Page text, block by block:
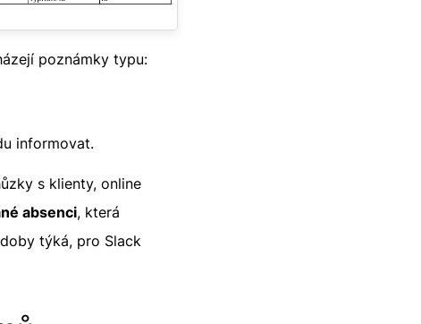
poznámky typu:
informovat.
s klienty, online
absenci, která
týká, pro Slack